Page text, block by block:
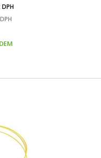
k ukončení
optickém